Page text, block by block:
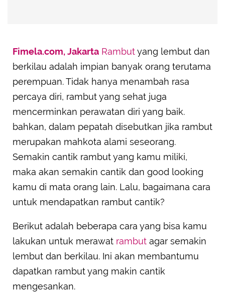
Fimela.com, Jakarta Rambutyang lembut dan
berkilau adalah impian banyak orang terutama
perempuan. Tidak hanya menambah rasa
percaya diri, rambut yang sehat juga
mencerminkan perawatan diri yang baik.
bahkan, dalam pepatah disebutkan jika rambut
merupakan mahkota alami seseorang.
Semakin cantik rambut yang kamu miliki,
maka akan semakin cantik dan good looking
kamu di mata orang lain. Lalu, bagaimana cara
untuk mendapatkan rambut cantik?
Berikut adalah beberapa cara yang bisa kamu
lakukan untuk merawat rambut agar semakin
lembut dan berkilau. Ini akan membantumu
dapatkan rambut yang makin cantik
mengesankan.